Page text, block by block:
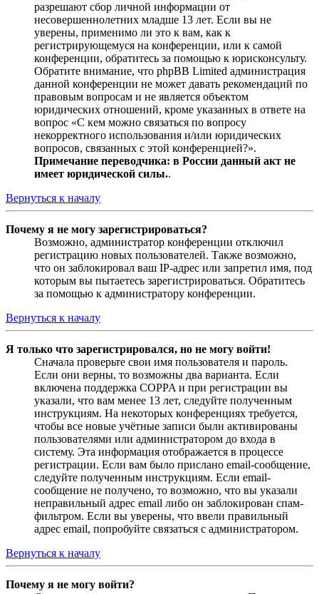
разрешают сбор личной информации от
несовершеннолетних младше 13 лет. Если вы не
уверены, применимо ли это к вам, как к
регистрирующемуся на конференции, или к самой
конференции, обратитесь за помощью к юрисконсульту.
Обратите внимание, что phpBB Limited администрация
данной конференции не может давать рекомендаций по
правовым вопросам и не является объектом
юридических отношений, кроме указанных в ответе на
вопрос «С кем можно связаться по вопросу
некорректного использования и/или юридических
вопросов, связанных с этой конференцией?».
Примечание переводчика: в России данный акт не
имеет юридической силы..
Вернуться к началу
Почему я не могу зарегистрироваться?
Возможно, администратор конференции отключил
регистрацию новых пользователей. Также возможно,
что он заблокировал ваш IP-адрес или запретил имя, под
которым вы пытаетесь зарегистрироваться. Обратитесь
за помощью к администратору конференции.
Вернуться к началу
Я только что зарегистрировался, но не могу войти!
Сначала проверьте свои имя пользователя и пароль.
Если они верны, то возможны два варианта. Если
включена поддержка COPPA и при регистрации вы
указали, что вам менее 13 лет, следуйте полученным
инструкциям. На некоторых конференциях требуется,
чтобы все новые учётные записи были активированы
пользователями или администратором до входа в
систему. Эта информация отображается в процессе
регистрации. Если вам было прислано email-сообщение,
следуйте полученным инструкциям. Если email-
сообщение не получено, то возможно, что вы указали
неправильный адрес email либо он заблокирован спам-
фильтром. Если вы уверены, что ввели правильный
адрес email, попробуйте связаться с администратором.
Вернуться к началу
Почему я не могу войти?